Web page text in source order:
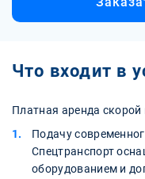
Что входит в
Платная аренда
Подачу
Спецтранспорт
оборудованием и